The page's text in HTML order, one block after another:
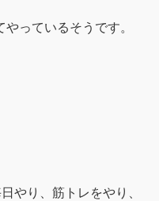
っているそうです。
やり、筋トレをやり、